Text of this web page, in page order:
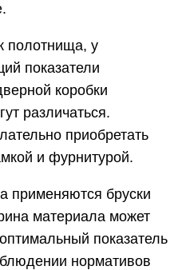
полотнища, у
показатели
коробки
различаться.
приобретать
и фурнитурой.
применяются бруски
материала может
показатель
нормативов